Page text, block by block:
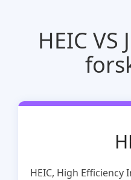
HEIC VS
HEIC, High Efficiency